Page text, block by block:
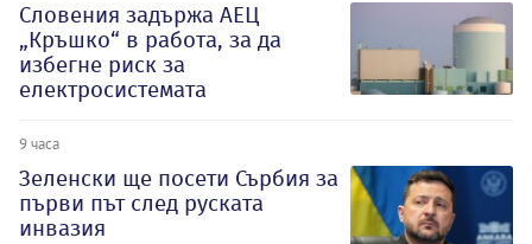
Словения задържа АЕЦ
„Кръшко“ в работа, за да
избегне риск за
електросистемата
9 часа
Зеленски ще посети Сърбия за
първи път след руската
инвазия